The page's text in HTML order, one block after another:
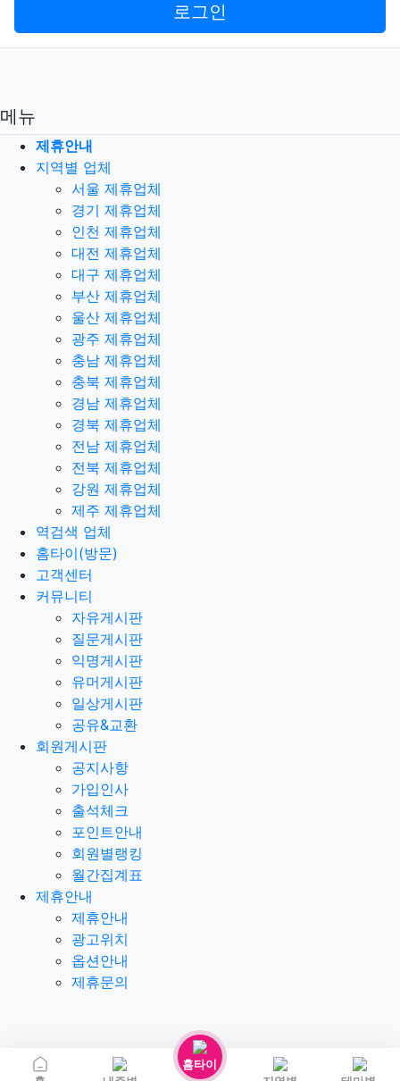
홈타이
로그인
메뉴
제휴안내
지역별 업체
서울 제휴업체
경기 제휴업체
인천 제휴업체
대전 제휴업체
대구 제휴업체
부산 제휴업체
울산 제휴업체
광주 제휴업체
충남 제휴업체
충북 제휴업체
경남 제휴업체
경북 제휴업체
전남 제휴업체
전북 제휴업체
강원 제휴업체
제주 제휴업체
역검색 업체
홈타이(방문)
고객센터
커뮤니티
자유게시판
질문게시판
익명게시판
유머게시판
일상게시판
공유&교환
회원게시판
공지사항
가입인사
출석체크
포인트안내
회원별랭킹
월간집계표
제휴안내
제휴안내
광고위치
옵션안내
제휴문의